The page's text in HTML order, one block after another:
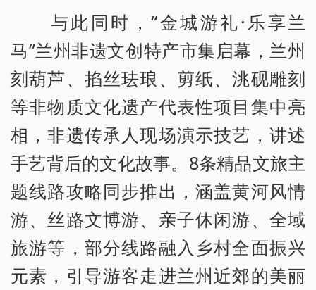
与此同时，“金城游礼·乐享兰
马”兰州非遗文创特产市集启幕，兰州
刻葫芦、掐丝珐琅、剪纸、洮砚雕刻
等非物质文化遗产代表性项目集中亮
相，非遗传承人现场演示技艺，讲述
手艺背后的文化故事。8条精品文旅主
题线路攻略同步推出，涵盖黄河风情
游、丝路文博游、亲子休闲游、全域
旅游等，部分线路融入乡村全面振兴
元素，引导游客走进兰州近郊的美丽